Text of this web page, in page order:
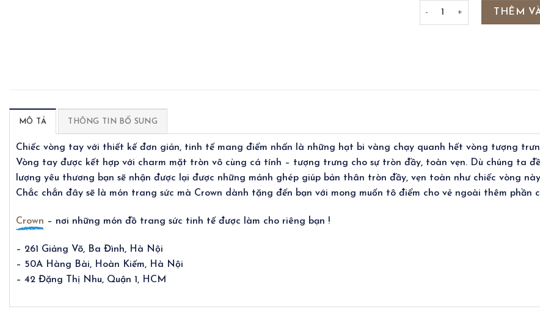
BEADED BRACELET -
THÊM
MÔ TẢ THÔNG TIN BỔ SUNG
Chiếc vòng tay với thiết kế đơn giản, tinh tế mang điểm nhấn là những hạt bi vàng chạy quanh hết vòng tượng
Vòng tay được kết hợp với charm mặt tròn vô cùng cá tính – tượng trưng cho sự tròn đầy, toàn vẹn. Dù chúng ta
lượng yêu thương bạn sẽ nhận được lại được những mảnh ghép giúp bản thân tròn đầy, vẹn toàn như chiếc vòng
Chắc chắn đây sẽ là món trang sức mà Crown dành tặng đến bạn với mong muốn tô điểm cho vẻ ngoài thêm
Crown – nơi những món đồ trang sức tinh tế được làm cho riêng bạn !
– 261 Giảng Võ, Ba Đình, Hà Nội
– 50A Hàng Bài, Hoàn Kiếm, Hà Nội
– 42 Đặng Thị Nhu, Quận 1, HCM